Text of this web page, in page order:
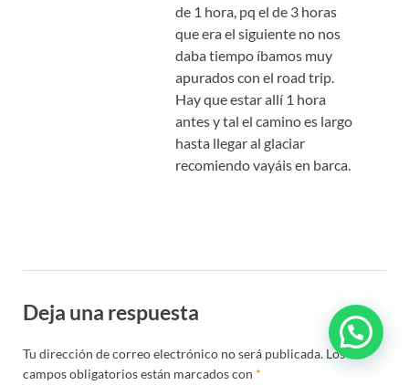
de 1 hora, pq el de 3 horas
que era el siguiente no nos
daba tiempo íbamos muy
apurados con el road trip.
Hay que estar allí 1 hora
antes y tal el camino es largo
hasta llegar al glaciar
recomiendo vayáis en barca.
Deja una respuesta
Tu dirección de correo electrónico no será publicada. Los
campos obligatorios están marcados con *